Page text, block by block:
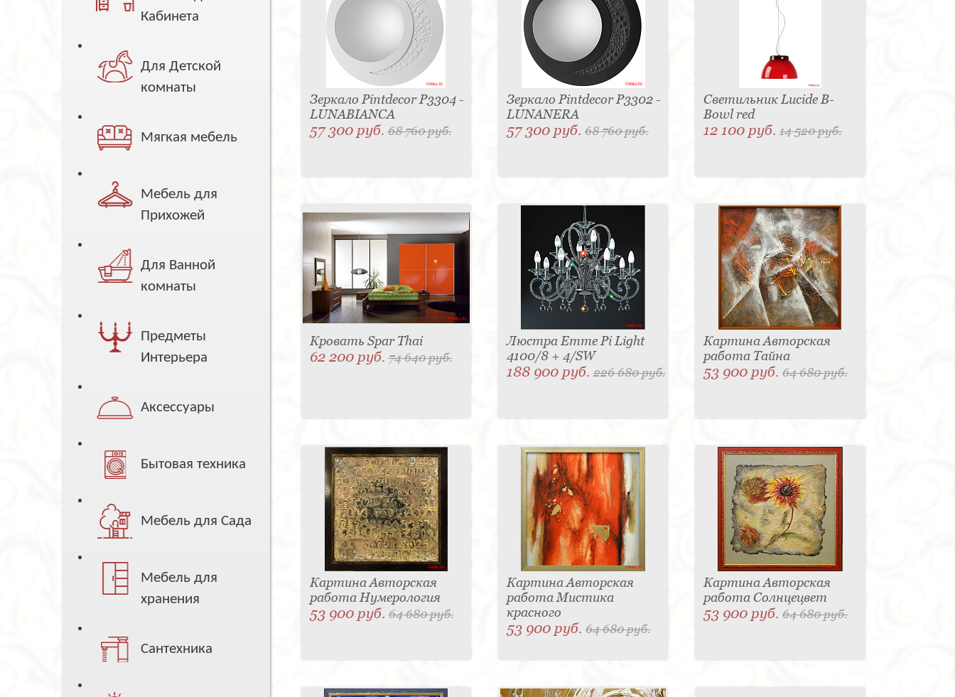
Кабинета
Для Детской
комнаты
Мягкая мебель
Мебель для
Прихожей
Для Ванной
комнаты
Предметы
Интерьера
Аксессуары
Бытовая техника
Мебель для Сада
Мебель для
хранения
Сантехника
Зеркало Pintdecor P3304 -
LUNABIANCA
57 300 руб.68 760 руб.
Зеркало Pintdecor P3302 -
LUNANERA
57 300 руб. 68 760 руб.
Светильник Lucide B-
Bowl red
12 100 руб.14 520 руб.
Кровать Spar Thai
62 200 руб.74 640 руб.
Люстра Emme Pi Light
4100/8 + 4/SW
188 900 руб. 226 680 руб.
Картина Авторская
работа Тайна
53 900 руб.64 680 руб.
Картина Авторская
работа Нумерология
53 900 руб.64 680 руб.
Картина Авторская
работа Мистика
красного
53 900 руб. 64 680 руб.
Картина Авторская
работа Солнцецвет
53 900 руб.64 680 руб.